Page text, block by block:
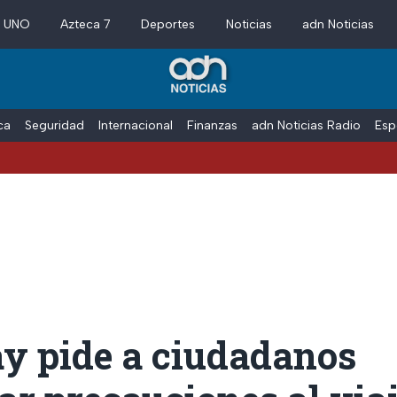
Azteca 7 Deportes Noticias adn Noticias
Seguridad Internacional Finanzas adn Noticias Radio
pide a ciudadanos